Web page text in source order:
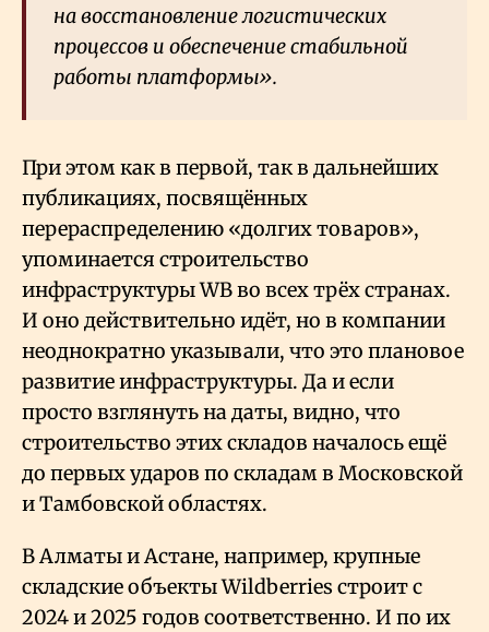
на восстановление логистических
процессов и обеспечение стабильной
работы платформы».
При этом как в первой, так в дальнейших
публикациях, посвящённых
перераспределению «долгих товаров»,
упоминается строительство
инфраструктуры WB во всех трёх странах.
И оно действительно идёт, но в компании
неоднократно указывали, что это плановое
развитие инфраструктуры. Да и если
просто взглянуть на даты, видно, что
строительство этих складов началось ещё
до первых ударов по складам в Московской
и Тамбовской областях.
В Алматы и Астане, например, крупные
складские объекты Wildberries строит с
2024 и 2025 годов соответственно. И по их